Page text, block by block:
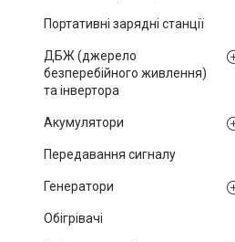
Портативні зарядні станції
ДБЖ (джерело
безперебійного живлення)
та інвертора
Акумулятори
Передавання сигналу
Генератори
Обігрівачі